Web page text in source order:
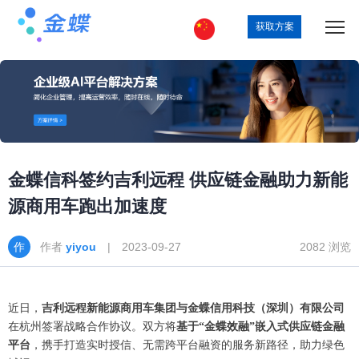
获取方案
金蝶信科签约吉利远程 供应链金融助力新能
源商用车跑出加速度
作者 yiyou | 2023-09-27 2082 浏览
近日， 吉利远程新能源商用车集团与金蝶信用科技（深圳）有限公司
在杭州签署战略合作协议。双方将基于“金蝶效融”嵌入式供应链金融
平台 ，携手打造实时授信、无需跨平台融资的服务新路径，助力绿色